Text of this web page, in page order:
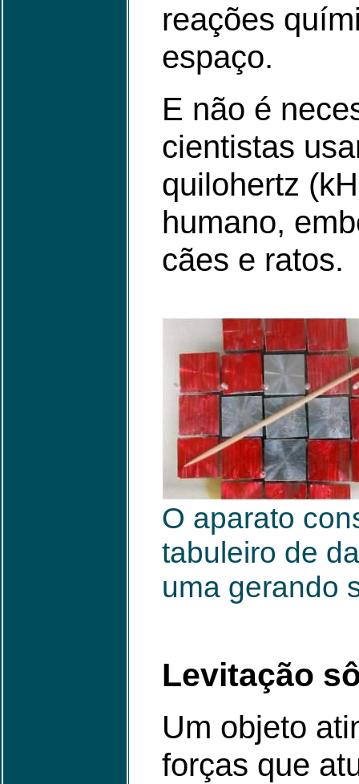
reações
espaço.
E não é
cientistas
quilohertz
humano,
cães e ratos.
O aparato
tabuleiro de
uma gerando
Levitação
Um objeto
forças que